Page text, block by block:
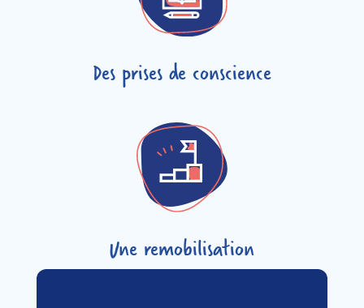
Des prises de conscience
Une remobilisation